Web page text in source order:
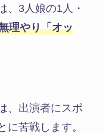
、3人娘の1人・
理やり「オッ
、出演者にスポ
に苦戦します。